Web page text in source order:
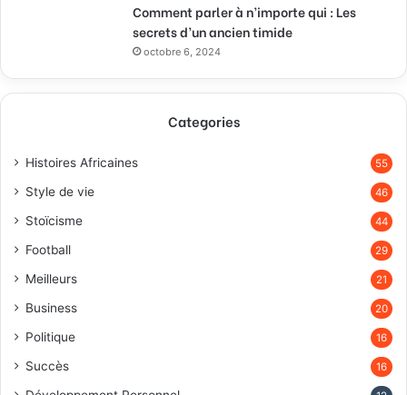
Comment parler à n’importe qui : Les
secrets d’un ancien timide
octobre 6, 2024
Categories
Histoires Africaines 55
Style de vie 46
Stoïcisme 44
Football 29
Meilleurs 21
Business 20
Politique 16
Succès 16